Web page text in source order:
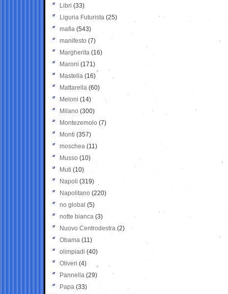
Libri (33)
Liguria Futurista (25)
mafia (543)
manifesto (7)
Margherita (16)
Maroni (171)
Mastella (16)
Mattarella (60)
Meloni (14)
Milano (300)
Montezemolo (7)
Monti (357)
moschea (11)
Musso (10)
Muti (10)
Napoli (319)
Napolitano (220)
no global (5)
notte bianca (3)
Nuovo Centrodestra (2)
Obama (11)
olimpiadi (40)
Oliveri (4)
Pannella (29)
Papa (33)